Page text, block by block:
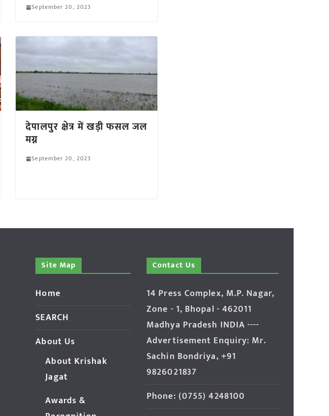
September 20, 2023
देपालपुर क्षेत्र में खड़ी फसल जल
मग्न
September 20, 2023
Site Map
Home
SEARCH
About Us
About Krishak
Jagat
Awards &
Contact Us
14 Press Complex, M.P. Nagar,
Zone - 1, Bhopal - 462011
Madhya Pradesh INDIA ----
Advertisement Enquiry: Mr.
Sachin Bondriya, +91
9826021837
Phone: (0755) 4248100